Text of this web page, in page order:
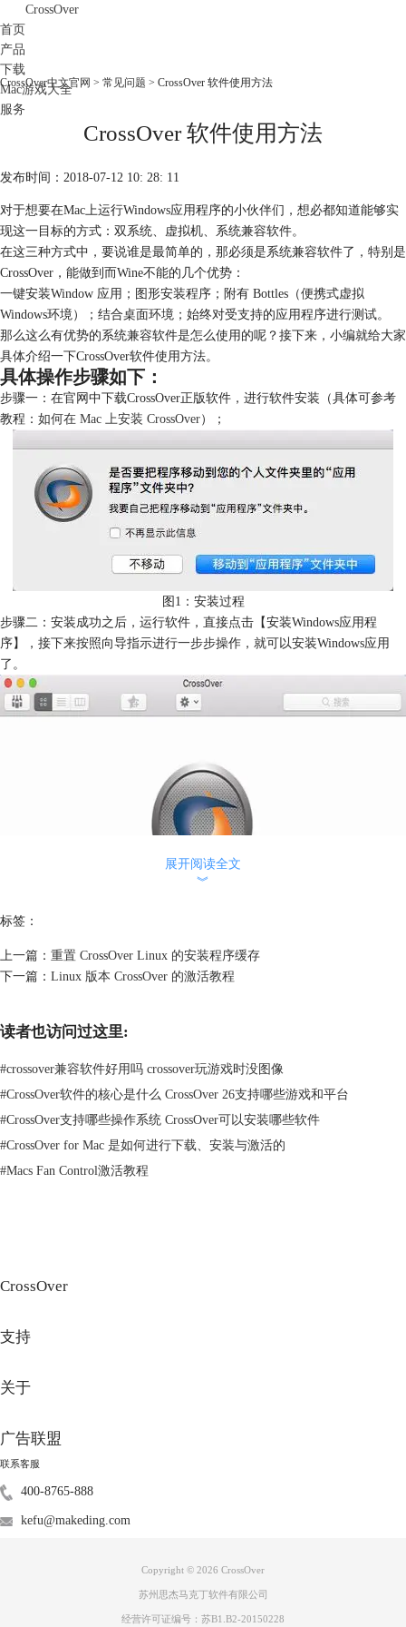
CrossOver
首页
产品
下载
Mac游戏大全
服务
CrossOver中文官网 > 常见问题 > CrossOver 软件使用方法
CrossOver 软件使用方法
发布时间：2018-07-12 10: 28: 11
对于想要在Mac上运行Windows应用程序的小伙伴们，想必都知道能够实
现这一目标的方式：双系统、虚拟机、系统兼容软件。
在这三种方式中，要说谁是最简单的，那必须是系统兼容软件了，特别是
CrossOver，能做到而Wine不能的几个优势：
一键安装Window 应用；图形安装程序；附有 Bottles（便携式虚拟
Windows环境）；结合桌面环境；始终对受支持的应用程序进行测试。
那么这么有优势的系统兼容软件是怎么使用的呢？接下来，小编就给大家
具体介绍一下CrossOver软件使用方法。
具体操作步骤如下：
步骤一：在官网中下载CrossOver正版软件，进行软件安装（具体可参考
教程： 如何在 Mac 上安装 CrossOver）；
图1：安装过程
步骤二：安装成功之后，运行软件，直接点击【安装Windows应用程
序】，接下来按照向导指示进行一步步操作，就可以安装Windows应用
了。
图2：安装Windows应用程序
在安装Windows应用程序的过程中，我们可以先在CrossOver自带的应用程
序列表中搜索所需要的Windows软件。
展开阅读全文
︾
标签：
上一篇： 重置 CrossOver Linux 的安装程序缓存
下一篇： Linux 版本 CrossOver 的激活教程
读者也访问过这里:
#crossover兼容软件好用吗 crossover玩游戏时没图像
#CrossOver软件的核心是什么 CrossOver 26支持哪些游戏和平台
#CrossOver支持哪些操作系统 CrossOver可以安装哪些软件
#CrossOver for Mac 是如何进行下载、安装与激活的
#Macs Fan Control激活教程
CrossOver
支持
关于
广告联盟
联系客服
400-8765-888
kefu@makeding.com
Copyright © 2026 CrossOver
苏州思杰马克丁软件有限公司
经营许可证编号：苏B1.B2-20150228